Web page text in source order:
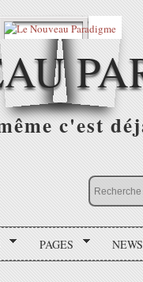
c'est
PAGES